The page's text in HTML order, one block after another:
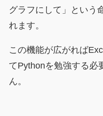
グラフにして」という
れます。
この機能が広がれば
てPythonを勉強する必
ん。